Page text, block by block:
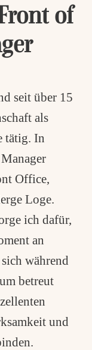
of
seit über 15
als
tätig. In
Office,
Loge.
ich dafür,
an
während
betreut
und